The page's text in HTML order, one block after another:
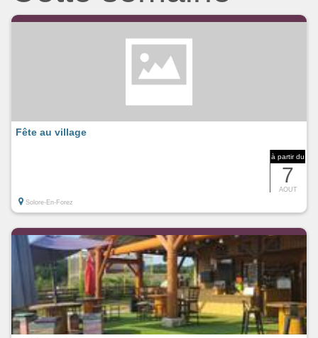
à partir du
7
AOUT
Fête au village
Solore-En-Forez